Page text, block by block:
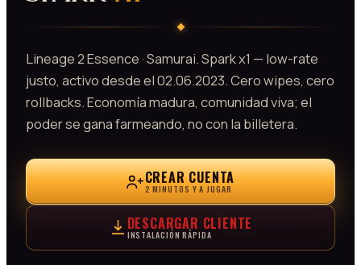
Lineage 2 Essence · Samurai. Spark x1 — low-rate
justo, activo desde el 02.06.2023. Cero wipes, cero
rollbacks. Economía madura, comunidad viva; el
poder se gana farmeando, no con la billetera.
CREAR CUENTA
2 MINUTOS Y A JUGAR
DESCARGAR CLIENTE
INSTALACIÓN RÁPIDA